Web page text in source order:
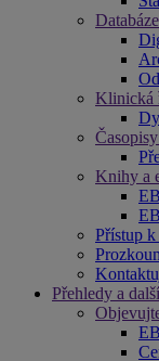
Klinická
Knihy a
Přístup
Přehledy a